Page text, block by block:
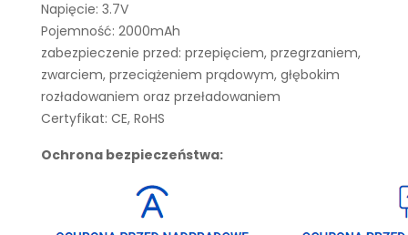
Napięcie: 3.7V
Pojemność: 2000mAh
zabezpieczenie przed: przepięciem, przegrzaniem,
zwarciem, przeciążeniem prądowym, głębokim
rozładowaniem oraz przeładowaniem
Certyfikat: CE, RoHS
Ochrona bezpieczeństwa: